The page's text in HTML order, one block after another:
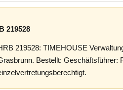
219528
219528: TIMEHOUSE
Bestellt: Geschäftsführer: